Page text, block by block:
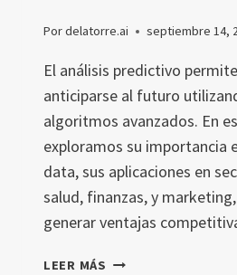
Pordelatorre.ai septiembre 14,
El análisis predictivo
anticiparse al futuro
algoritmos avanzados. En
exploramos su importancia
data, sus aplicaciones en
salud, finanzas, y
generar ventajas
LEER MÁS ANÁLISIS